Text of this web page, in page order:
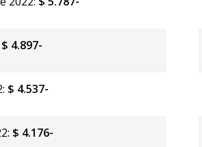
$ 4.897-
$ 4.537-
$ 4.176-